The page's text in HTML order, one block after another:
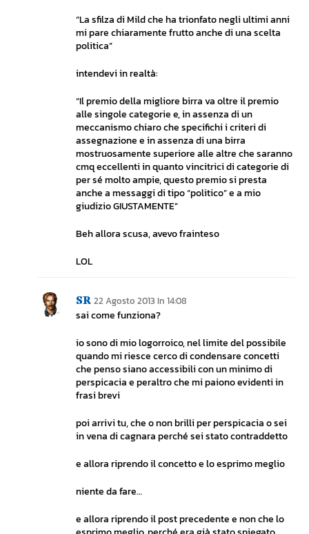
“La sfilza di Mild che ha trionfato negli ultimi anni
mi pare chiaramente frutto anche di una scelta
politica”
intendevi in realtà:
“Il premio della migliore birra va oltre il premio
alle singole categorie e, in assenza di un
meccanismo chiaro che specifichi i criteri di
assegnazione e in assenza di una birra
mostruosamente superiore alle altre che saranno
cmq eccellenti in quanto vincitrici di categorie di
per sé molto ampie, questo premio si presta
anche a messaggi di tipo “politico” e a mio
giudizio GIUSTAMENTE”
Beh allora scusa, avevo frainteso
LOL
SR 22 Agosto 2013 In 14:08
sai come funziona?
io sono di mio logorroico, nel limite del possibile
quando mi riesce cerco di condensare concetti
che penso siano accessibili con un minimo di
perspicacia e peraltro che mi paiono evidenti in
frasi brevi
poi arrivi tu, che o non brilli per perspicacia o sei
in vena di cagnara perché sei stato contraddetto
e allora riprendo il concetto e lo esprimo meglio
niente da fare…
e allora riprendo il post precedente e non che lo